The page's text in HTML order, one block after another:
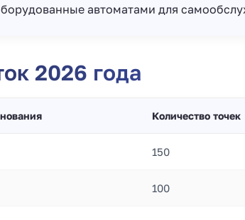
автоматами для
2026 года
Количество точек
150
100